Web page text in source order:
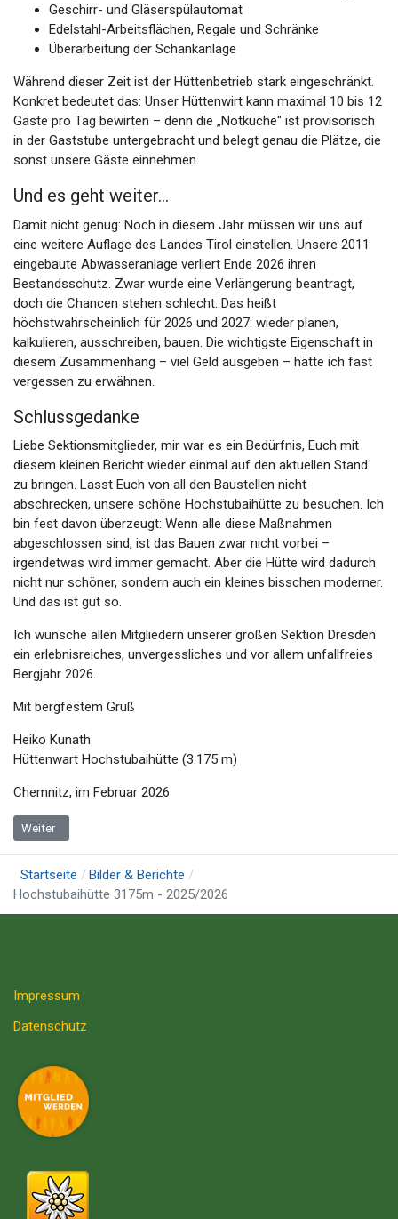
Geschirr- und Gläserspülautomat
Edelstahl-Arbeitsflächen, Regale und Schränke
Überarbeitung der Schankanlage
Während dieser Zeit ist der Hüttenbetrieb stark eingeschränkt.
Konkret bedeutet das: Unser Hüttenwirt kann maximal 10 bis 12
Gäste pro Tag bewirten – denn die „Notküche" ist provisorisch
in der Gaststube untergebracht und belegt genau die Plätze, die
sonst unsere Gäste einnehmen.
Und es geht weiter…
Damit nicht genug: Noch in diesem Jahr müssen wir uns auf
eine weitere Auflage des Landes Tirol einstellen. Unsere 2011
eingebaute Abwasseranlage verliert Ende 2026 ihren
Bestandsschutz. Zwar wurde eine Verlängerung beantragt,
doch die Chancen stehen schlecht. Das heißt
höchstwahrscheinlich für 2026 und 2027: wieder planen,
kalkulieren, ausschreiben, bauen. Die wichtigste Eigenschaft in
diesem Zusammenhang – viel Geld ausgeben – hätte ich fast
vergessen zu erwähnen.
Schlussgedanke
Liebe Sektionsmitglieder, mir war es ein Bedürfnis, Euch mit
diesem kleinen Bericht wieder einmal auf den aktuellen Stand
zu bringen. Lasst Euch von all den Baustellen nicht
abschrecken, unsere schöne Hochstubaihütte zu besuchen. Ich
bin fest davon überzeugt: Wenn alle diese Maßnahmen
abgeschlossen sind, ist das Bauen zwar nicht vorbei –
irgendetwas wird immer gemacht. Aber die Hütte wird dadurch
nicht nur schöner, sondern auch ein kleines bisschen moderner.
Und das ist gut so.
Ich wünsche allen Mitgliedern unserer großen Sektion Dresden
ein erlebnisreiches, unvergessliches und vor allem unfallfreies
Bergjahr 2026.
Mit bergfestem Gruß
Heiko Kunath
Hüttenwart Hochstubaihütte (3.175 m)
Chemnitz, im Februar 2026
Nächster Beitrag: Wartungseinsatz
Weiter
Startseite
Bilder & Berichte
Hochstubaihütte 3175m - 2025/2026
Impressum
Datenschutz